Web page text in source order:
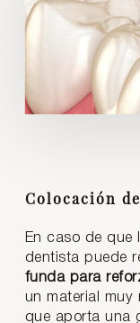
Colocación
En caso de que
dentista puede
funda para
un material muy
que aporta una